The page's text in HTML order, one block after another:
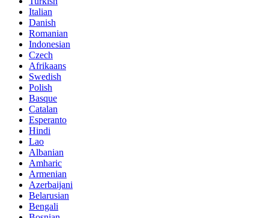
Italian
Danish
Romanian
Indonesian
Czech
Afrikaans
Swedish
Polish
Basque
Catalan
Esperanto
Hindi
Lao
Albanian
Amharic
Armenian
Azerbaijani
Belarusian
Bengali